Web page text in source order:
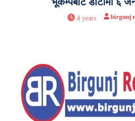
4 years birgunj